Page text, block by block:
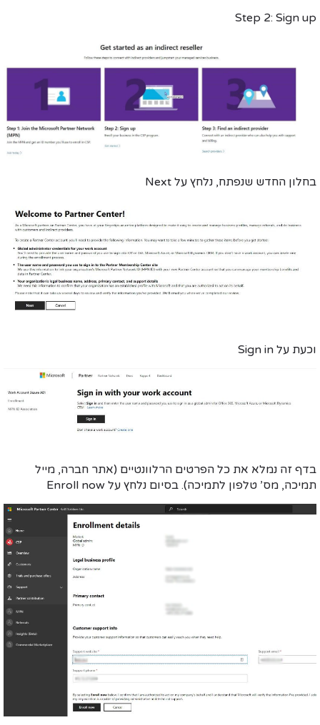
Step 2: Sign up
בחלון החדש שנפתח, נלחץ על Next
וכעת על Sign in
בדף זה נמלאאת כל הפרטים הרלוונטיים (אתר חברה, מייל
תמיכה, מס’ טלפון לתמיכה). בסיום נלחץ על Enroll now